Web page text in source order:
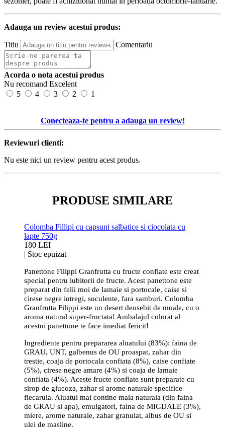
Adauga un review acestui produs:
Titlu Comentariu
Acorda o nota acestui produs
Nu recomand Excelent
5
4 3 2 1
Conecteaza-te pentru a adauga un review!
Reviewuri clienti:
Nu este nici un review pentru acest produs.
PRODUSE SIMILARE
Colomba Fillipi cu capsuni salbatice si ciocolata cu
lapte 750g
180 LEI
| Stoc epuizat
Panettone Filippi Granfrutta cu fructe confiate este creat
special pentru iubitorii de fructe. Acest panettone este
preparat din felii moi de lamaie si portocale, caise si
cirese negre intregi, suculente, fara samburi. Colomba
Granfrutta Filippi este un desert deosebit de moale, cu o
aroma natural super-fructata! Ambalajul colorat al
acestui panettone te face imediat fericit!
Ingrediente pentru prepararea aluatului (83%): faina de
GRAU, UNT, galbenus de OU proaspat, zahar din
trestie, coaja de portocala confiata (8%), caise confiate
(5%), cirese negre amare (4%) si coaja de lamaie
confiata (4%). Aceste fructe confiate sunt preparate cu
sirop de glucoza, zahar si arome naturale specifice
fiecaruia. Aluatul mai contine maia naturala (din faina
de GRAU si apa), emulgatori, faina de MIGDALE (3%),
miere, arome naturale, zahar granulat, albus de OU si
ulei de masline.